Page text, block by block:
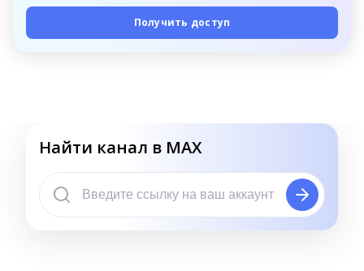
Получить доступ
Найти канал в MAX